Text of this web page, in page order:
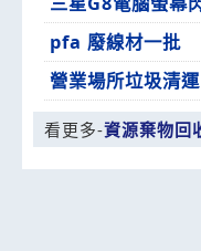
pfa 廢線材一批
營業場所垃圾清運
看更多-資源棄物回